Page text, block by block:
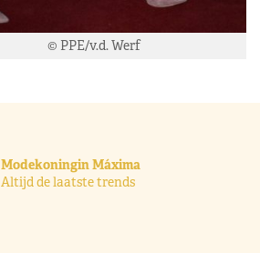
© PPE/v.d. Werf
Modekoningin Máxima
Altijd de laatste trends